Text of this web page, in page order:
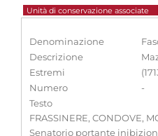
Unità di conservazione associate
Denominazione
Descrizione
Estremi
Numero
-
Testo
FRASSINERE, CONDOVE,
Senatorio portante